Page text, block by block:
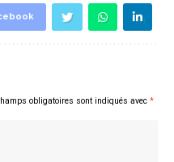
obligatoires sont indiqués avec *